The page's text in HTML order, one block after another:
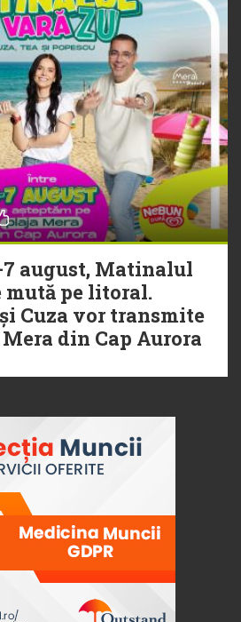
august, Matinalul
mută pe litoral.
Cuza vor transmite
din Cap Aurora